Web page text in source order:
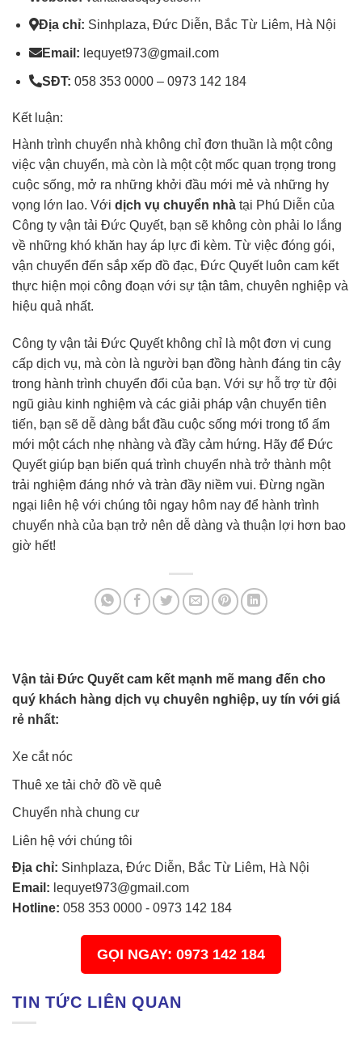
Địa chỉ: Sinhplaza, Đức Diễn, Bắc Từ Liêm, Hà Nội
Email: lequyet973@gmail.com
SĐT: 058 353 0000 – 0973 142 184
Kết luận:
Hành trình chuyển nhà không chỉ đơn thuần là một công
việc vận chuyển, mà còn là một cột mốc quan trọng trong
cuộc sống, mở ra những khởi đầu mới mẻ và những hy
vọng lớn lao. Với dịch vụ chuyển nhà tại Phú Diễn của
Công ty vận tải Đức Quyết, bạn sẽ không còn phải lo lắng
về những khó khăn hay áp lực đi kèm. Từ việc đóng gói,
vận chuyển đến sắp xếp đồ đạc, Đức Quyết luôn cam kết
thực hiện mọi công đoạn với sự tận tâm, chuyên nghiệp và
hiệu quả nhất.
Công ty vận tải Đức Quyết không chỉ là một đơn vị cung
cấp dịch vụ, mà còn là người bạn đồng hành đáng tin cậy
trong hành trình chuyển đổi của bạn. Với sự hỗ trợ từ đội
ngũ giàu kinh nghiệm và các giải pháp vận chuyển tiên
tiến, bạn sẽ dễ dàng bắt đầu cuộc sống mới trong tổ ấm
mới một cách nhẹ nhàng và đầy cảm hứng. Hãy để Đức
Quyết giúp bạn biến quá trình chuyển nhà trở thành một
trải nghiệm đáng nhớ và tràn đầy niềm vui. Đừng ngần
ngại liên hệ với chúng tôi ngay hôm nay để hành trình
chuyển nhà của bạn trở nên dễ dàng và thuận lợi hơn bao
giờ hết!
Vận tải Đức Quyết cam kết mạnh mẽ mang đến cho
quý khách hàng dịch vụ chuyên nghiệp, uy tín với giá
rẻ nhất:
Xe cắt nóc
Thuê xe tải chở đồ về quê
Chuyển nhà chung cư
Liên hệ với chúng tôi
Địa chỉ: Sinhplaza, Đức Diễn, Bắc Từ Liêm, Hà Nội
Email: lequyet973@gmail.com
Hotline: 058 353 0000 - 0973 142 184
GỌI NGAY: 0973 142 184
TIN TỨC LIÊN QUAN